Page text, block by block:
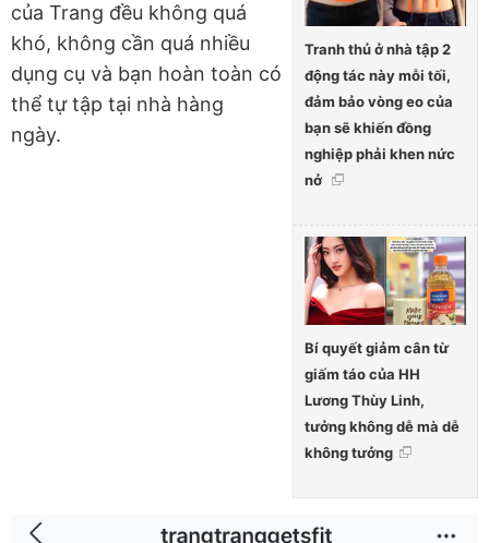
Tranh thủ ở nhà tập 2
động tác này mỗi tối,
đảm bảo vòng eo của
bạn sẽ khiến đồng
nghiệp phải khen nức
nở
Bí quyết giảm cân từ
giấm táo của HH
Lương Thùy Linh,
tưởng không dễ mà dễ
không tưởng
của Trang đều không quá
khó, không cần quá nhiều
dụng cụ và bạn hoàn toàn có
thể tự tập tại nhà hàng
ngày.